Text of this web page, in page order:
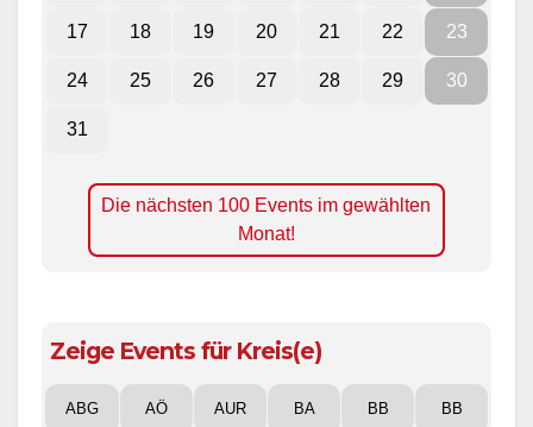
17 18 19 20 21 22 23
24 25 26 27 28 29 30
31
Die nächsten 100 Events im gewählten
Monat!
Zeige Events für Kreis(e)
ABG AÖ AUR BA BB BB